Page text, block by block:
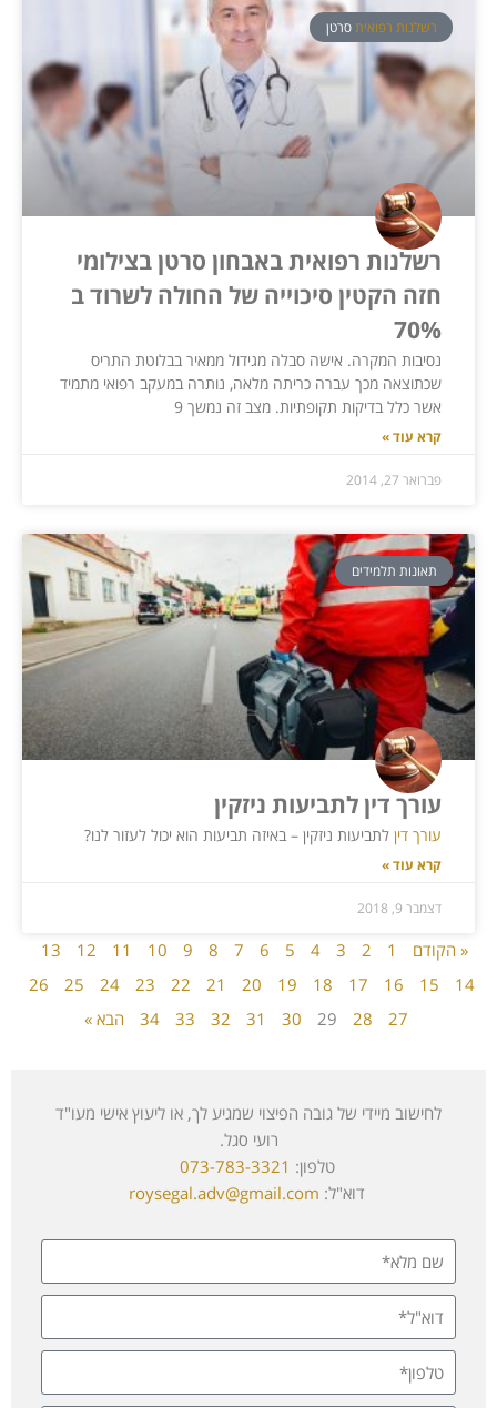
רשלנות רפואיתסרטן
רשלנות רפואית באבחון סרטן בצילומי
חזה הקטין סיכוייה של החולה לשרוד ב
70%
נסיבות המקרה. אישה סבלה מגידול ממאיר בבלוטת התריס
שכתוצאה מכך עברה כריתה מלאה, נותרה במעקב רפואי מתמיד
אשר כלל בדיקות תקופתיות. מצב זה נמשך 9
קרא עוד »
פברואר 27, 2014
תאונות תלמידים
עורך דין לתביעות ניזקין
עורך דין לתביעות ניזקין – באיזה תביעות הוא יכול לעזור לנו?
קרא עוד »
דצמבר 9, 2018
« הקודם 1
2
3
4
5
6
7
8
9
10
11
12
13
14
15
16
17
18
19
20
21
22
23
24
25
26
27
28
29
30
31
32
33
34 הבא »
לחישוב מיידי של גובה הפיצוי שמגיע לך, או ליעוץ אישי מעו"ד
רועי סגל.
טלפון: 073-783-3321
דוא"ל: roysegal.adv@gmail.com